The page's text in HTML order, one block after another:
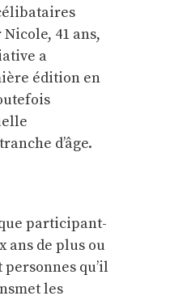
41 ans,
a
édition en
d’âge.
participant-
ans de plus ou
qu’il
les